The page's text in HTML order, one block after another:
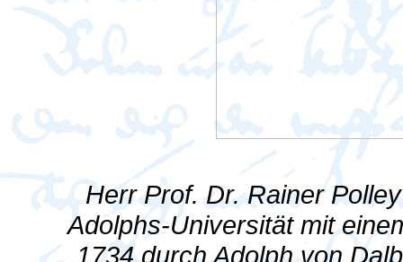
Herr Prof. Dr. Rainer
Adolphs-Universität mit
1734 durch Adolph von